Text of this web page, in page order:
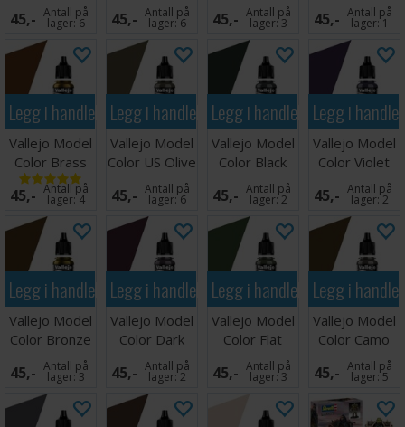
17ml
45,- Antall på
lager:6
Uniform WWII
45,- Antall på
lager:6
Grey 17ml
45,- Antall på
lager:3
Dark Green
45,- Antall på
lager:1
Legg i handlekurven
Vallejo Model
Color Brass
17ml
45,- Antall på
lager:4
Legg i handlekurven
Vallejo Model
Color US Olive
Drab
45,- Antall på
lager:6
Legg i handlekurven
Vallejo Model
Color Black
Green 17ml
45,- Antall på
lager:2
Legg i
Vallejo Model
Color Violet
17ml
45,- Antall på
lager:2
Legg i handlekurven
Vallejo Model
Color Bronze
17ml
45,- Antall på
lager:3
Legg i handlekurven
Vallejo Model
Color Dark
Purple
45,- Antall på
lager:2
Legg i handlekurven
Vallejo Model
Color Flat
Green 17ml
45,- Antall på
lager:3
Legg i
Vallejo Model
Color Camo
Middle Brown
45,- Antall på
lager:5